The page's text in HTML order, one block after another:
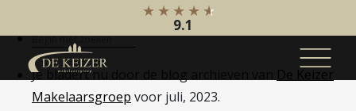
9.1
juli 2023
Je bladert nu door de blog archieven van De Keizer
Makelaarsgroep voor juli, 2023.